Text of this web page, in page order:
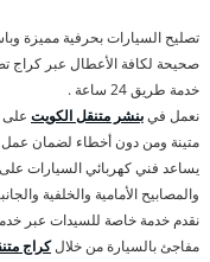
تصليح السيارات بحرفية مميزة
صحيحة لكافة الأعطال عبر كراج
خدمة طريق 24 ساعة .
نعمل فيبنشر متنقل الكويت على
متينة ومن دون أخطاء لضمان عمل
يساعد فني كهربائي السيارات
والمصابيح الأمامية والخلفية
نقدم خدمة خاصة للسيدات عبر
مفاجئ بالسيارة من خلالكراج